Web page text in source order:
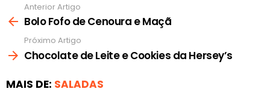
mais
Anterior Artigo
Bolo Fofo de Cenoura e Maçã
Próximo Artigo
Chocolate de Leite e Cookies da Hersey’s
MAIS DE: SALADAS